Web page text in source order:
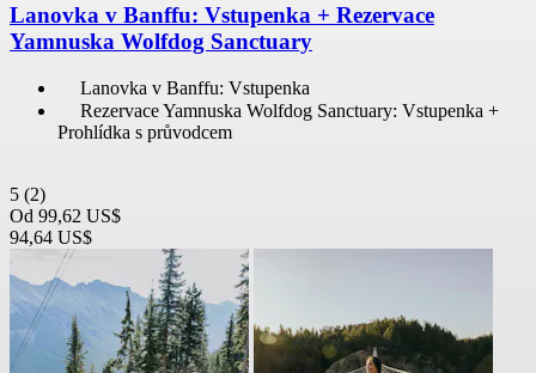
Lanovka v Banffu: Vstupenka + Rezervace
Yamnuska Wolfdog Sanctuary
Lanovka v Banffu: Vstupenka
Rezervace Yamnuska Wolfdog Sanctuary: Vstupenka +
Prohlídka s průvodcem
5 (2)
Od 99,62 US$
94,64 US$